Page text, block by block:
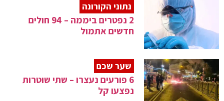
נתוני הקורונה
2 נפטרים ביממה – 94 חולים
חדשים אתמול
שער שכם
6 פורעים נעצרו – שתי שוטרות
נפצעו קל